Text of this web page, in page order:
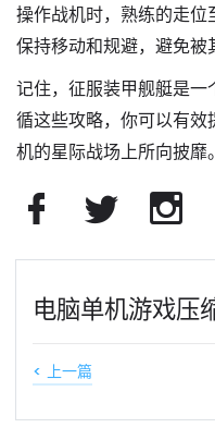
操作战机时，熟练的走位
保持移动和规避，避免被
记住，征服装甲舰艇是
循这些攻略，你可以有
机的星际战场上所向披靡。
电脑单机游戏压
< 上一篇